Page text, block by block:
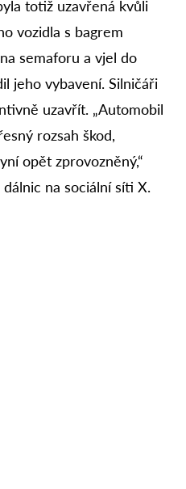
totiž uzavřená kvůli
vozidla s bagrem
semaforu a vjel do
jeho vybavení. Silničáři
uzavřít. „Automobil
rozsah škod,
opět zprovozněný,“
na sociální síti X.